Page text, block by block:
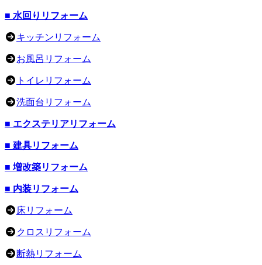
■ 水回りリフォーム
キッチンリフォーム
お風呂リフォーム
トイレリフォーム
洗面台リフォーム
■ エクステリアリフォーム
■ 建具リフォーム
■ 増改築リフォーム
■ 内装リフォーム
床リフォーム
クロスリフォーム
断熱リフォーム